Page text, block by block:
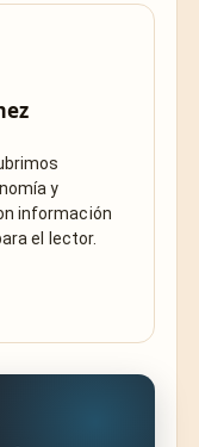
y
información
el lector.